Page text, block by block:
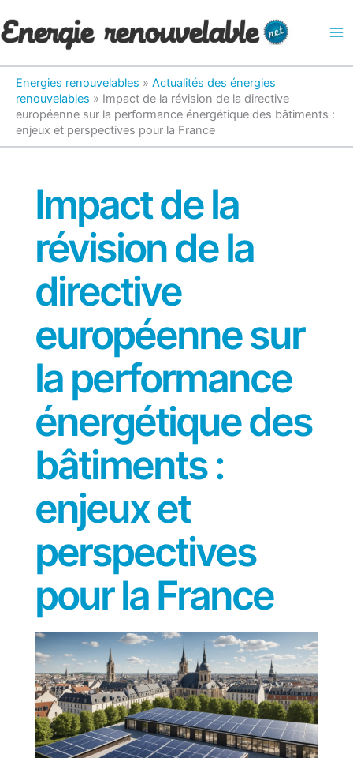
au
contenu
Energies renouvelables » Actualités des énergies
renouvelables » Impact de la révision de la directive
européenne sur la performance énergétique des bâtiments :
enjeux et perspectives pour la France
Impact de la
révision de la
directive
européenne sur
la performance
énergétique des
bâtiments :
enjeux et
perspectives
pour la France